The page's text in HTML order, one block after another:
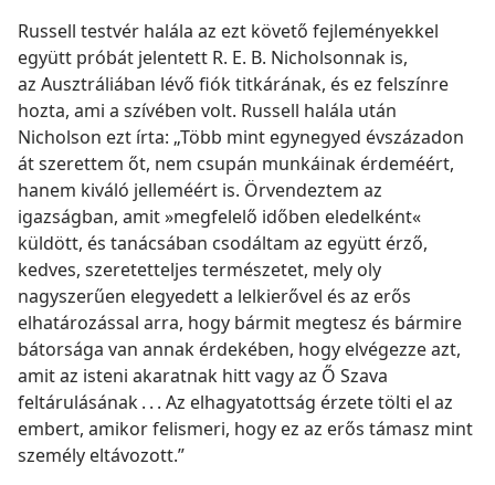
Russell testvér halála az ezt követő fejleményekkel
együtt próbát jelentett R. E. B. Nicholsonnak is,
az Ausztráliában lévő fiók titkárának, és ez felszínre
hozta, ami a szívében volt. Russell halála után
Nicholson ezt írta: „Több mint egynegyed évszázadon
át szerettem őt, nem csupán munkáinak érdeméért,
hanem kiváló jelleméért is. Örvendeztem az
igazságban, amit »megfelelő időben eledelként«
küldött, és tanácsában csodáltam az együtt érző,
kedves, szeretetteljes természetet, mely oly
nagyszerűen elegyedett a lelkierővel és az erős
elhatározással arra, hogy bármit megtesz és bármire
bátorsága van annak érdekében, hogy elvégezze azt,
amit az isteni akaratnak hitt vagy az Ő Szava
feltárulásának . . . Az elhagyatottság érzete tölti el az
embert, amikor felismeri, hogy ez az erős támasz mint
személy eltávozott.”